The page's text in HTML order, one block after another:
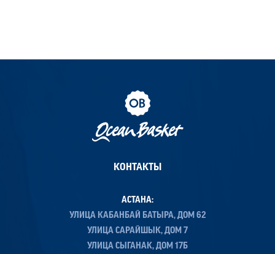
КОНТАКТЫ
АСТАНА:
УЛИЦА КАБАНБАЙ БАТЫРА, ДОМ 62
УЛИЦА САРАЙШЫК, ДОМ 7
УЛИЦА СЫГАНАК, ДОМ 17Б